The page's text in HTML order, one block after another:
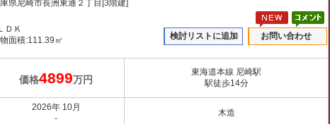
県尼崎市長洲東通２丁目[3階建]
ＤＫ
面積:111.39㎡
検討リストに追加 お問い合わせ
価格4899万円
東海道本線 尼崎駅
駅徒歩14分
2026年 10月
-
木造